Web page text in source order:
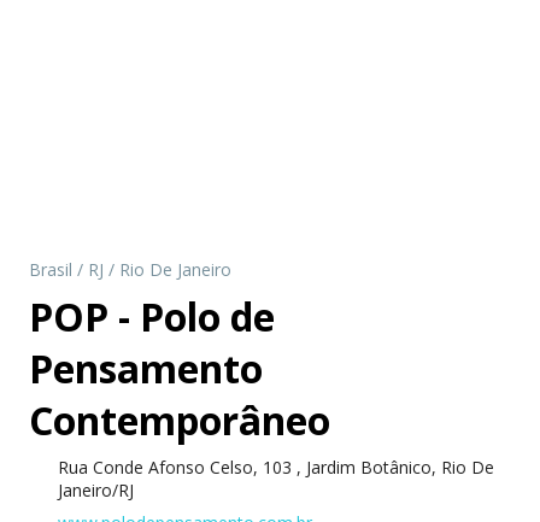
Brasil / RJ / Rio De Janeiro
POP - Polo de
Pensamento
Contemporâneo
Rua Conde Afonso Celso, 103 , Jardim Botânico, Rio De
Janeiro/RJ